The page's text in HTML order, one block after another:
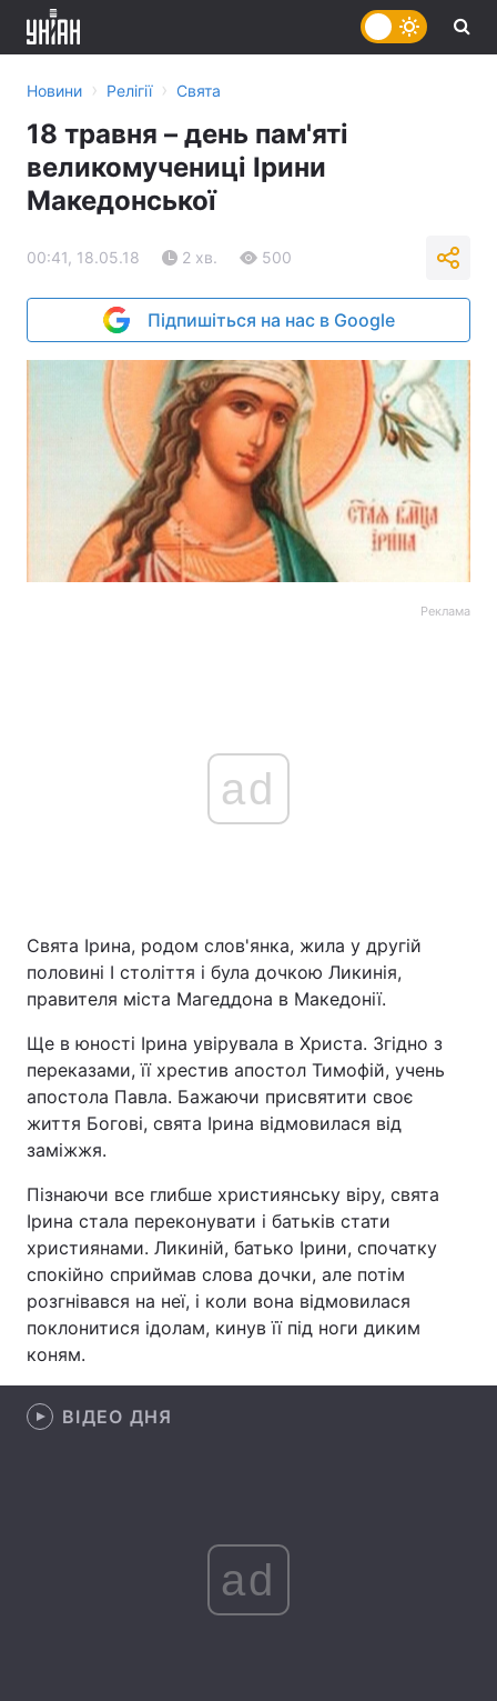
Головна Війна
Україна Політика
Економіка Світ
Наука
Техно і зв'язок Лайт
Зброя Інциденти
Здоров'я Туризм
Цікавинки
Статті
Новини › Релігії › Свята
18 травня – день пам'яті
великомучениці Ірини
Македонської
00:41, 18.05.18 2 хв. 500
Підпишіться на нас в Google
Реклама
ad
Свята Ірина, родом слов'янка, жила у другій
половині I століття і була дочкою Ликинія,
правителя міста Магеддона в Македонії.
Ще в юності Ірина увірувала в Христа. Згідно з
переказами, її хрестив апостол Тимофій, учень
апостола Павла. Бажаючи присвятити своє
життя Богові, свята Ірина відмовилася від
заміжжя.
Пізнаючи все глибше християнську віру, свята
Ірина стала переконувати і батьків стати
християнами. Ликиній, батько Ірини, спочатку
спокійно сприймав слова дочки, але потім
розгнівався на неї, і коли вона відмовилася
поклонитися ідолам, кинув її під ноги диким
коням.
ВІДЕО ДНЯ
ad